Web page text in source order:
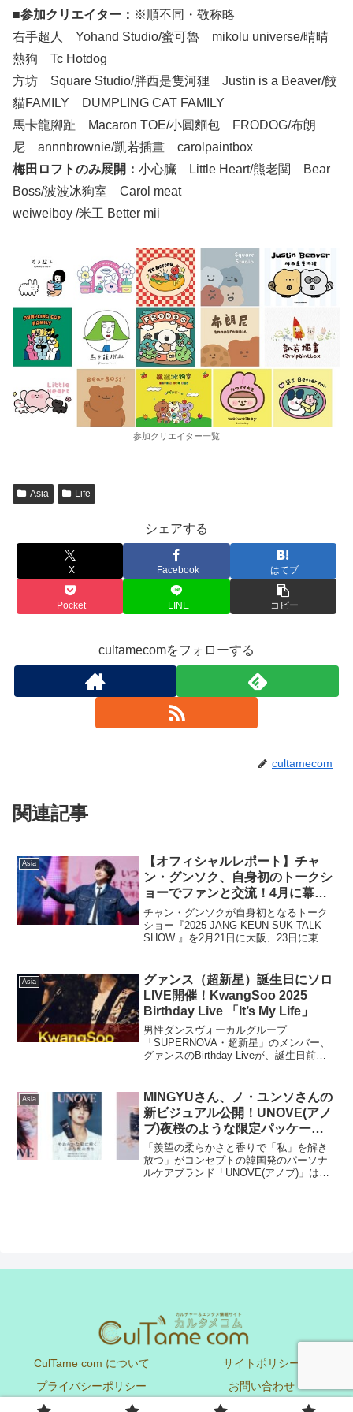
■参加クリエイター： ※順不同・敬称略
右手超人 Yohand Studio/蜜可魯 mikolu universe/晴晴
熱狗 Tc Hotdog
方坊 Square Studio/胖西是隻河狸 Justin is a Beaver/餃
貓FAMILY DUMPLING CAT FAMILY
馬卡龍腳趾 Macaron TOE/小圓麵包 FRODOG/布朗
尼 annnbrownie/凱若插畫 carolpaintbox
梅田ロフトのみ展開： 小心臟 Little Heart/熊老闆 Bear
Boss/波波冰狗室 Carol meat
weiweiboy /米工 Better mii
参加クリエイター一覧
Asia Life
シェアする
X Facebook はてブ
Pocket LINE コピー
cultamecomをフォローする
cultamecom
関連記事
Asia
【オフィシャルレポート】チャ
ン・グンソク、自身初のトークシ
ョーでファンと交流！4月に幕張
イベントホールでソロライブの開
催も決定！
チャン・グンソクが自身初となるトーク
ショー『2025 JANG KEUN SUK TALK
SHOW 』を2月21日に大阪、23日に東京
継されるサプライズからイベントは...
Asia
グァンス（超新星）誕生日にソロ
LIVE開催！KwangSoo 2025
Birthday Live 「It’s My Life」
男性ダンスヴォーカルグループ
「SUPERNOVA・超新星」のメンバー、
グァンスのBirthday Liveが、誕生日前日
Li...
Asia
MINGYUさん、ノ・ユンソさんの
新ビジュアル公開！UNOVE(アノ
ブ)夜桜のような限定パッケージ
＆上品かつほのかに甘い桜の香り
の「桜エディション」を2月14日
（金）よりQoo10でも発売開始
「羨望の柔らかさと香りで「私」を解き
放つ」がコンセプトの韓国発のパーソナ
ルケアブランド「UNOVE(アノブ)」は、2
CulTame com について
サイトポリシー
プライバシーポリシー
お問い合わせ